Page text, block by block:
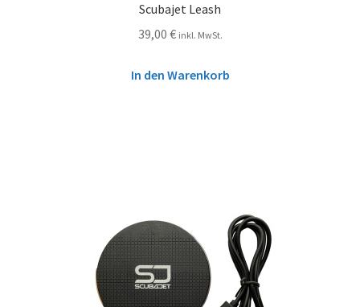
Scubajet Leash
39,00 € inkl. MwSt.
In den Warenkorb